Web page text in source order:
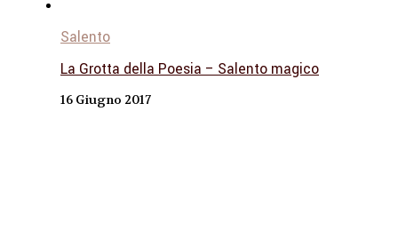
Salento
La Grotta della Poesia – Salento magico
16 Giugno 2017